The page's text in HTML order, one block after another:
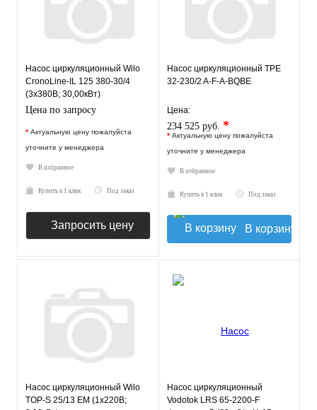
Насос циркуляционный Wilo
CronoLine-IL 125 380-30/4
(3х380В; 30,00кВт)
Цена по запросу
* Актуальную цену пожалуйста
уточните у менеджера
В избранное
Купить в 1 клик Под заказ
Запросить цену
Насос циркуляционный TPE
32-230/2 A-F-A-BQBE
Цена:
234 525 руб. *
* Актуальную цену пожалуйста
уточните у менеджера
В избранное
Купить в 1 клик Под заказ
В корзину
Насос циркуляционный Wilo
TOP-S 25/13 EM (1х220В;
Насос циркуляционный
Vodotok LRS 65-2200-F